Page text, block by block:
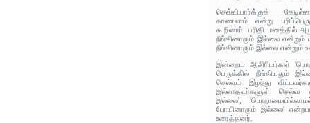
செவ்வியார்க்குக்
காணலாம் என்று
கூறினார். பரிதி மனத்தில்
நீங்கினாரும் இல்லை என்றும்
நீங்கினாரும் இல்லை என்றும்
இன்றைய ஆசிரியர்கள்
பெருக்கில் நீங்கியதும்
செல்வம் இழந்து
இல்லாதவர்களுள் செல்வ
இல்லை',
போயினாரும் இல்லை'
உரைத்தனர்.